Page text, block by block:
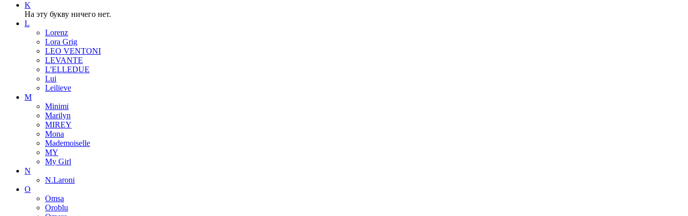
K
На эту букву ничего нет.
L
Lorenz
Lora Grig
LEO VENTONI
LEVANTE
L'ELLEDUE
Lui
Leilieve
M
Minimi
Marilyn
MIREY
Mona
Mademoiselle
MY
My Girl
N
N.Laroni
O
Omsa
Oroblu